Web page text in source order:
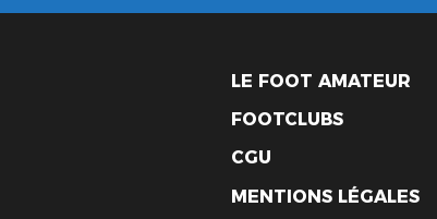
LE FOOT AMATEUR
FOOTCLUBS
CGU
MENTIONS LÉGALES